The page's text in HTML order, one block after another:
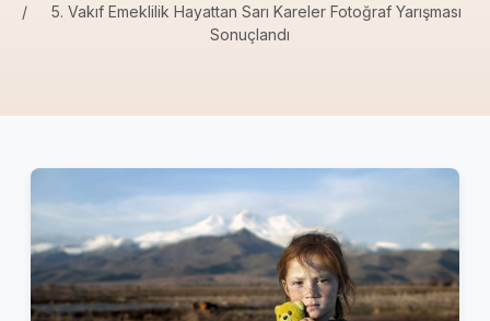
5. Vakıf Emeklilik Hayattan Sarı Kareler Fotoğraf Yarışması
Sonuçlandı